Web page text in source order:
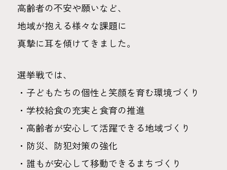
高齢者の不安や願いなど、
地域が抱える様々な課題に
真摯に耳を傾けてきました。
選挙戦では、
・子どもたちの個性と笑顔を育む環境づくり
・学校給食の充実と食育の推進
・高齢者が安心して活躍できる地域づくり
・防災、防犯対策の強化
・誰もが安心して移動できるまちづくり